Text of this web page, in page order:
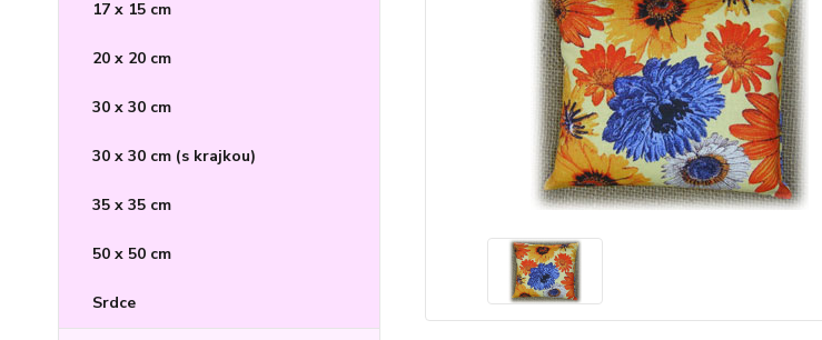
17 x 15 cm
20 x 20 cm
30 x 30 cm
30 x 30 cm (s krajkou)
35 x 35 cm
50 x 50 cm
Srdce